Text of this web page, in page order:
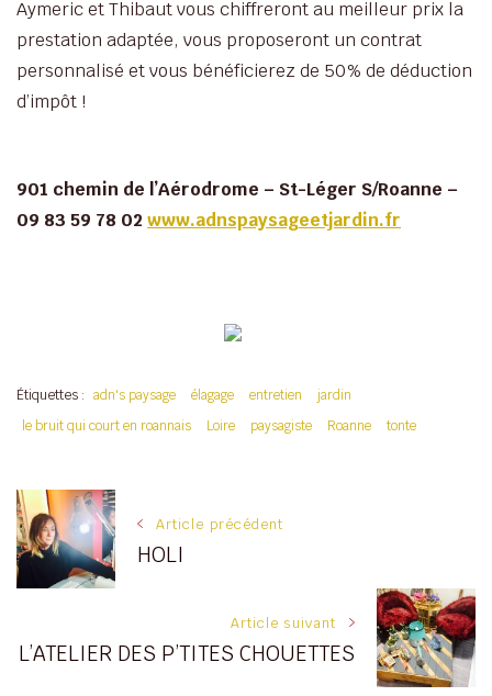
Aymeric et Thibaut vous chiffreront au meilleur prix la
prestation adaptée, vous proposeront un contrat
personnalisé et vous bénéficierez de 50% de déduction
d’impôt !
901 chemin de l’Aérodrome – St-Léger S/Roanne –
09 83 59 78 02 www.adnspaysageetjardin.fr
Étiquettes : adn's paysage élagage entretien
jardin
le bruit qui court en roannais
Loire paysagiste Roanne tonte
Navigation
des
articles
Article précédent
HOLI
Article suivant
L’ATELIER DES P’TITES CHOUETTES